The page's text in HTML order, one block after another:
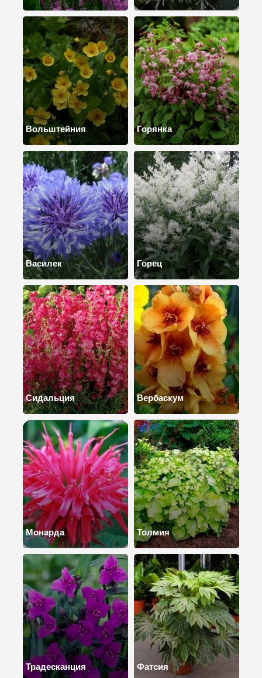
Вольштейния Горянка
Василек Горец
Сидальция Вербаскум
Монарда Толмия
Традесканция Фатсия